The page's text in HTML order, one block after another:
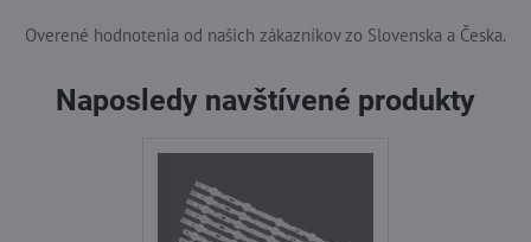
Overené hodnotenia od našich zákazníkov zo Slovenska a Česka.
Naposledy navštívené produkty